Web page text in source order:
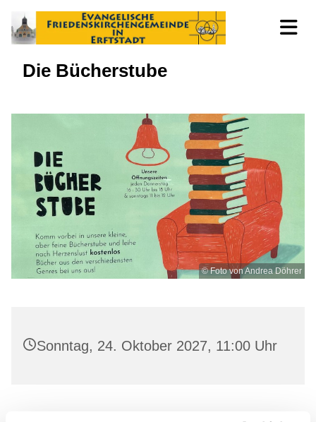
Die Bücherstube
© Foto von Andrea Döhrer
Sonntag, 24. Oktober 2027, 11:00 Uhr